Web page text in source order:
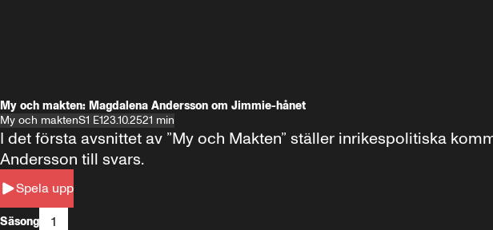
My och makten: Magdalena Andersson om Jimmie-hånet
My och maktenS1 E123.10.2521 min
Spela upp
I det första avsnittet av ”My och Makten” ställer inrikespolitiska
Andersson till svars.
Säsong 1